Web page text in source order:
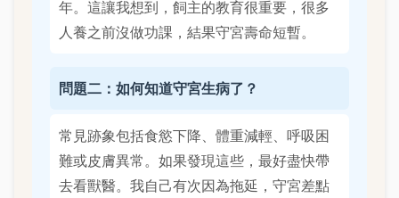
年。這讓我想到，飼主的教育很重要，很多
人養之前沒做功課，結果守宮壽命短暫。
問題二：如何知道守宮生病了？
常見跡象包括食慾下降、體重減輕、呼吸困
難或皮膚異常。如果發現這些，最好盡快帶
去看獸醫。我自己有次因為拖延，守宮差點